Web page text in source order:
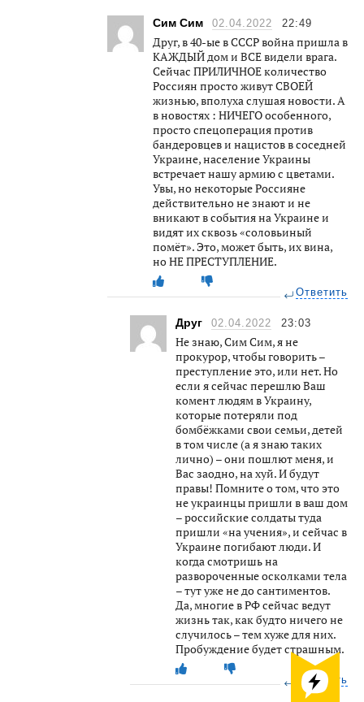
Сим Сим 02.04.2022 22:49
Друг, в 40-ые в СССР война пришла в
КАЖДЫЙ дом и ВСЕ видели врага.
Сейчас ПРИЛИЧНОЕ количество
Россиян просто живут СВОЕЙ
жизнью, вполуха слушая новости. А
в новостях : НИЧЕГО особенного,
просто спецоперация против
бандеровцев и нацистов в соседней
Украине, население Украины
встречает нашу армию с цветами.
Увы, но некоторые Россияне
действительно не знают и не
вникают в события на Украине и
видят их сквозь «соловьиный
помёт». Это, может быть, их вина,
но НЕ ПРЕСТУПЛЕНИЕ.
Ответить
Друг 02.04.2022 23:03
Не знаю, Сим Сим, я не
прокурор, чтобы говорить –
преступление это, или нет. Но
если я сейчас перешлю Ваш
комент людям в Украину,
которые потеряли под
бомбёжками свои семьи, детей
в том числе (а я знаю таких
лично) – они пошлют меня, и
Вас заодно, на хуй. И будут
правы! Помните о том, что это
не украинцы пришли в ваш дом
– российские солдаты туда
пришли «на учения», и сейчас в
Украине погибают люди. И
когда смотришь на
развороченные осколками тела
– тут уже не до сантиментов.
Да, многие в РФ сейчас ведут
жизнь так, как будто ничего не
случилось – тем хуже для них.
Пробуждение будет страшным.
Ответить